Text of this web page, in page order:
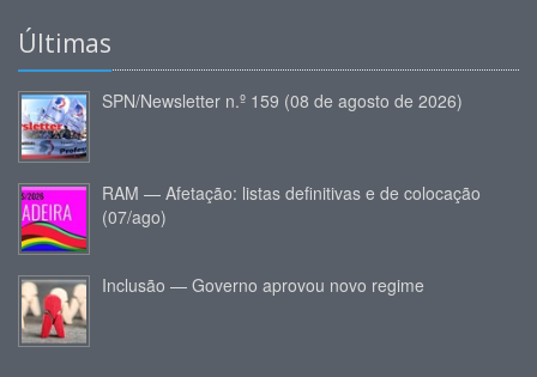
Últimas
SPN/Newsletter n.º 159 (08 de agosto de 2026)
RAM — Afetação: listas definitivas e de colocação
(07/ago)
Inclusão — Governo aprovou novo regime